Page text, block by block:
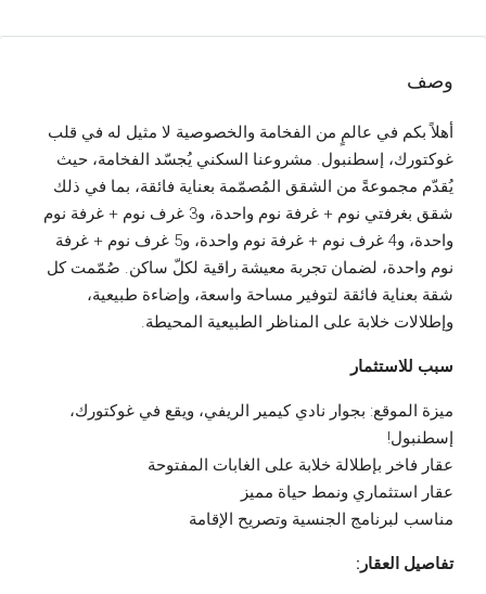
وصف
أهلاً بكم في عالمٍ من الفخامة والخصوصية لا مثيل له في قلب
غوكتورك، إسطنبول. مشروعنا السكني يُجسّد الفخامة، حيث
يُقدّم مجموعةً من الشقق المُصمّمة بعناية فائقة، بما في ذلك
شقق بغرفتي نوم + غرفة نوم واحدة، و3 غرف نوم + غرفة نوم
واحدة، و4 غرف نوم + غرفة نوم واحدة، و5 غرف نوم + غرفة
نوم واحدة، لضمان تجربة معيشة راقية لكلّ ساكن. صُمّمت كل
شقة بعناية فائقة لتوفير مساحة واسعة، وإضاءة طبيعية،
وإطلالات خلابة على المناظر الطبيعية المحيطة.
سبب للاستثمار
ميزة الموقع: بجوار نادي كيمير الريفي، ويقع في غوكتورك،
إسطنبول!
عقار فاخر بإطلالة خلابة على الغابات المفتوحة
عقار استثماري ونمط حياة مميز
مناسب لبرنامج الجنسية وتصريح الإقامة
تفاصيل العقار: